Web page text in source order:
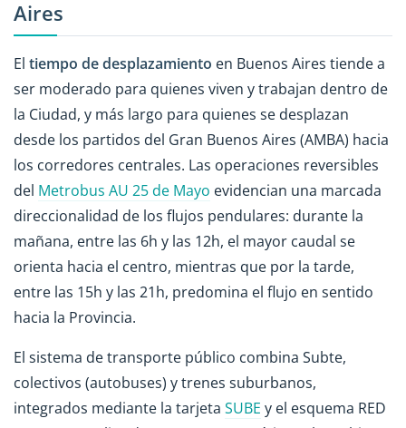
Aires
El tiempo de desplazamiento en Buenos Aires tiende a
ser moderado para quienes viven y trabajan dentro de
la Ciudad, y más largo para quienes se desplazan
desde los partidos del Gran Buenos Aires (AMBA) hacia
los corredores centrales. Las operaciones reversibles
del Metrobus AU 25 de Mayo evidencian una marcada
direccionalidad de los flujos pendulares: durante la
mañana, entre las 6h y las 12h, el mayor caudal se
orienta hacia el centro, mientras que por la tarde,
entre las 15h y las 21h, predomina el flujo en sentido
hacia la Provincia.
El sistema de transporte público combina Subte,
colectivos (autobuses) y trenes suburbanos,
integrados mediante la tarjeta SUBE y el esquema RED